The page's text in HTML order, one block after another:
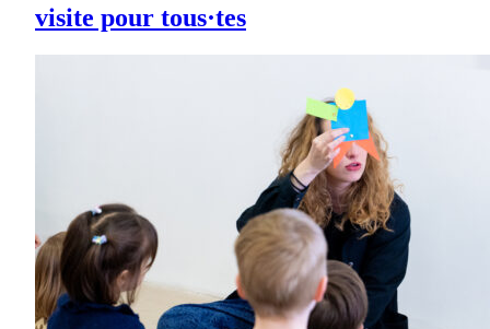
visite pour tous·tes